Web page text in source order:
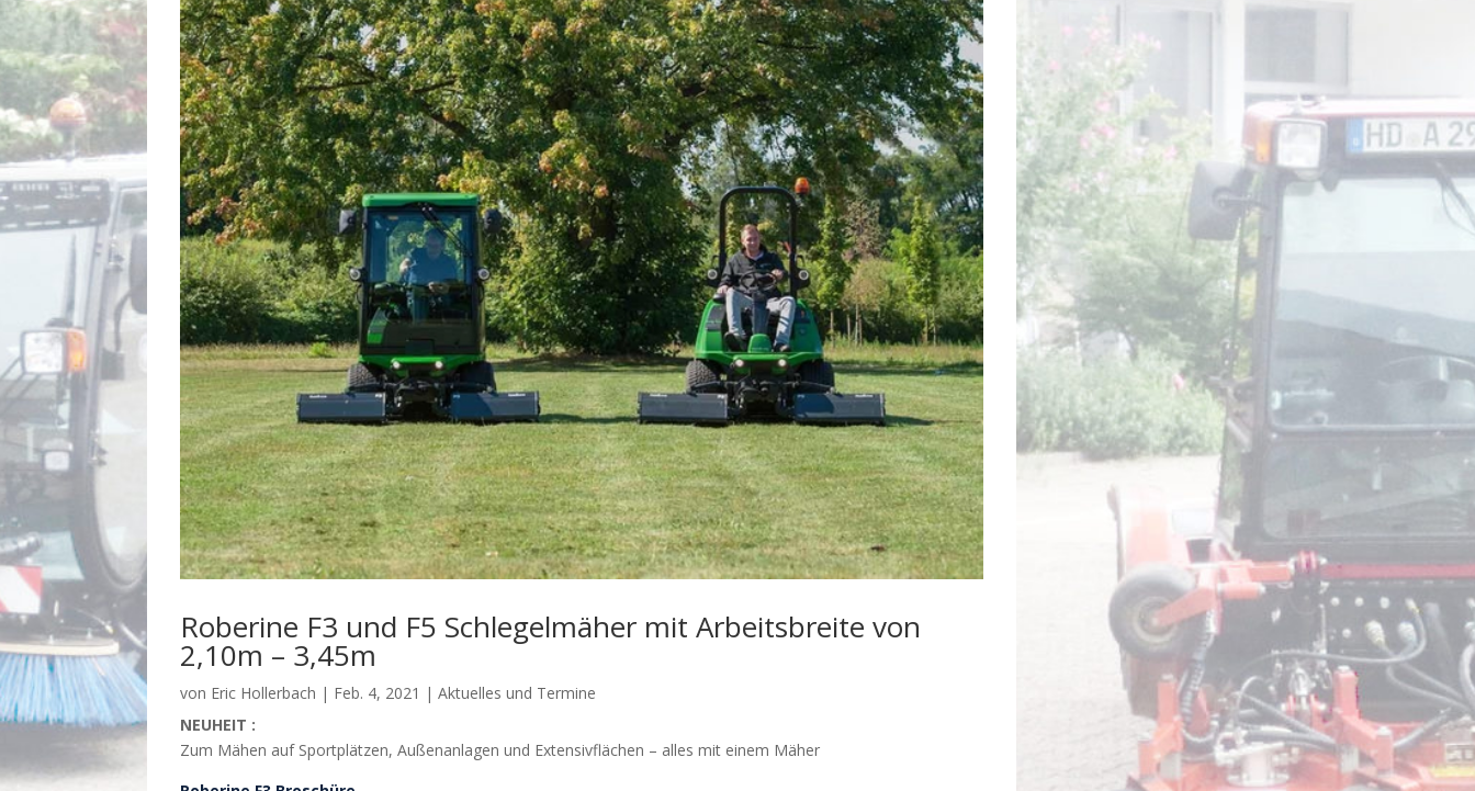
Roberine F3 und F5 Schlegelmäher mit Arbeitsbreite von
2,10m – 3,45m
von Eric Hollerbach | Feb. 4, 2021 |Aktuelles und Termine
NEUHEIT :
Zum Mähen auf Sportplätzen, Außenanlagen und Extensivflächen – alles mit einem Mäher